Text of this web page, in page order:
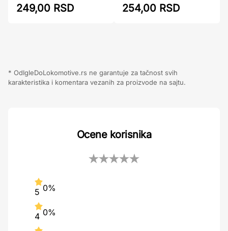
249,00 RSD 254,00 RSD
* OdIgleDoLokomotive.rs ne garantuje za tačnost svih
karakteristika i komentara vezanih za proizvode na sajtu.
Ocene korisnika
5 0%
4 0%